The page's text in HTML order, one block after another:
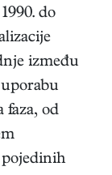
do
između
faza, od